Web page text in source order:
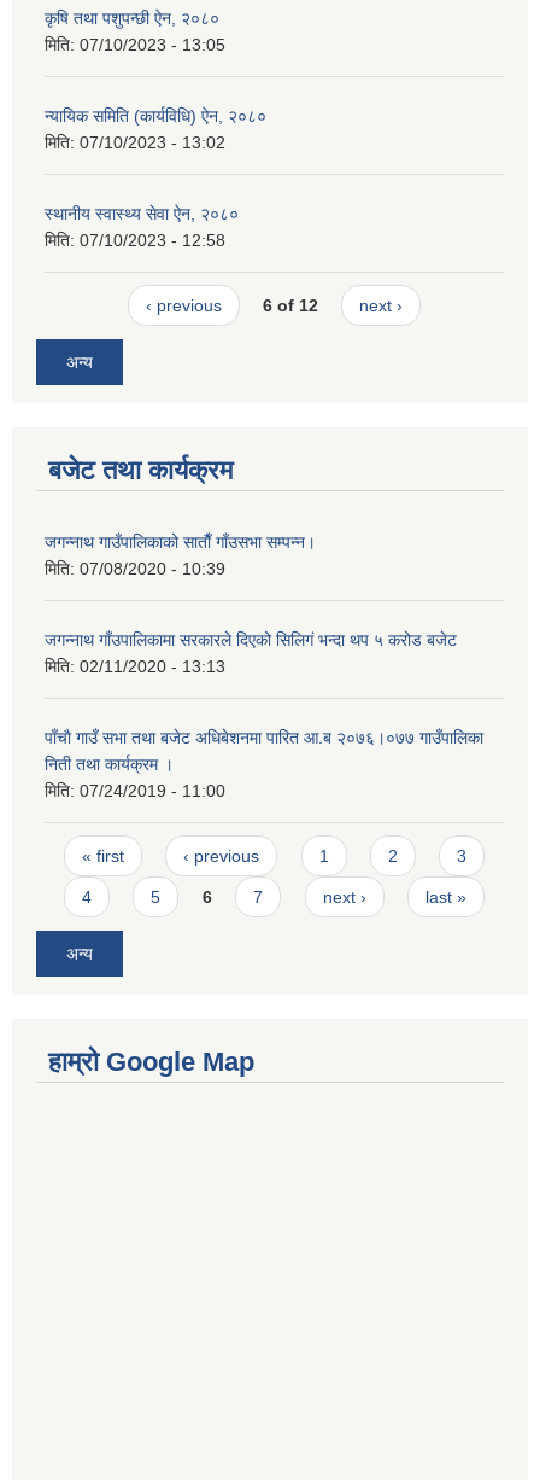
कृषि तथा पशुपन्छी ऐन, २०८०
मिति: 07/10/2023 - 13:05
न्यायिक समिति (कार्यविधि) ऐन, २०८०
मिति: 07/10/2023 - 13:02
स्थानीय स्वास्थ्य सेवा ऐन, २०८०
मिति: 07/10/2023 - 12:58
‹ previous 6 of 12 next ›
अन्य
बजेट तथा कार्यक्रम
जगन्नाथ गाउँपालिकाको साताैँ गाँउसभा सम्पन्न।
मिति: 07/08/2020 - 10:39
जगन्नाथ गाँउपालिकामा सरकारले दिएको सिलिगं भन्दा थप ५ करोड बजेट
मिति: 02/11/2020 - 13:13
पाँचाै गाउँ सभा तथा बजेट अधिबेशनमा पारित आ.ब २०७६।०७७ गाउँपालिका
निती तथा कार्यक्रम ।
मिति: 07/24/2019 - 11:00
Pages
« first ‹ previous 1 2 3
4 5 6 7 next › last »
अन्य
हाम्रो Google Map